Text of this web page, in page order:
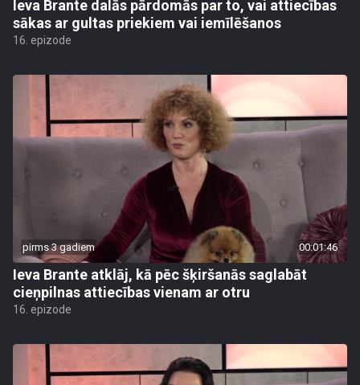
Ieva Brante dalās pārdomās par to, vai attiecības
sākas ar gultas priekiem vai iemīlēšanos
16. epizode
pirms 3 gadiem 00:01:46
Ieva Brante atklāj, kā pēc šķiršanās saglabāt
cieņpilnas attiecības vienam ar otru
16. epizode